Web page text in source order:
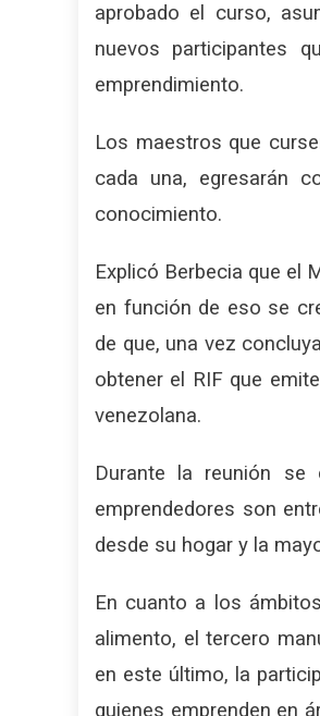
aprobado el curso,
nuevos participantes
emprendimiento.
Los maestros que
cada una, egresarán
conocimiento.
Explicó Berbecia que el
en función de eso se
de que, una vez
obtener el RIF que
venezolana.
Durante la reunión se
emprendedores son
desde su hogar y la
En cuanto a los
alimento, el tercero
en este último, la
quienes emprenden en